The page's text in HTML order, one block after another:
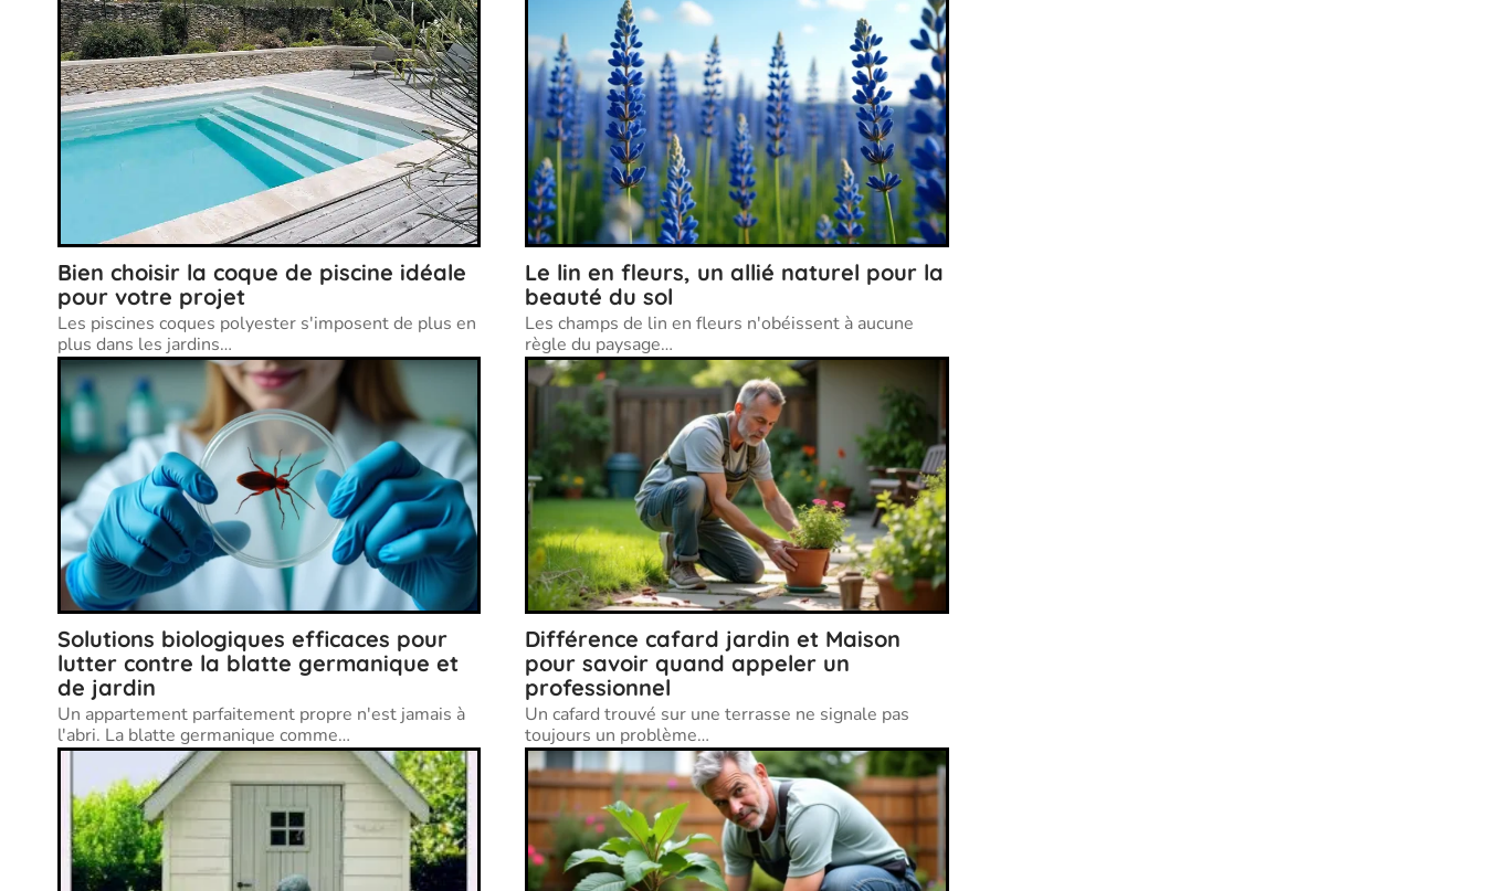
Bien choisir la coque de piscine idéale
pour votre projet
Les piscines coques polyester s'imposent de plus en
plus dans les jardins…
Le lin en fleurs, un allié naturel pour la
beauté du sol
Les champs de lin en fleurs n'obéissent à aucune
règle du paysage…
Solutions biologiques efficaces pour
lutter contre la blatte germanique et
de jardin
Un appartement parfaitement propre n'est jamais à
l'abri. La blatte germanique comme…
Différence cafard jardin et Maison
pour savoir quand appeler un
professionnel
Un cafard trouvé sur une terrasse ne signale pas
toujours un problème…